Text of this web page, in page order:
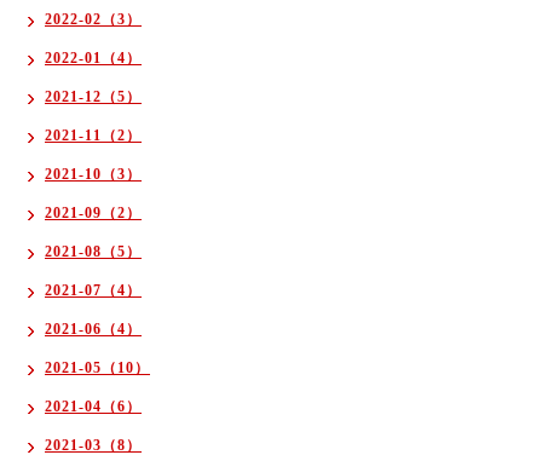
2022-02（3）
2022-01（4）
2021-12（5）
2021-11（2）
2021-10（3）
2021-09（2）
2021-08（5）
2021-07（4）
2021-06（4）
2021-05（10）
2021-04（6）
2021-03（8）